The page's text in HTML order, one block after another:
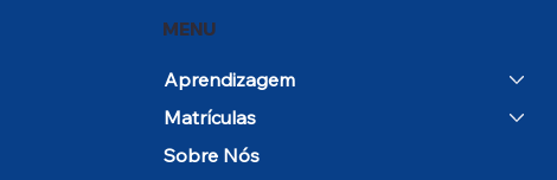
MENU
Aprendizagem
Matrículas
Sobre Nós